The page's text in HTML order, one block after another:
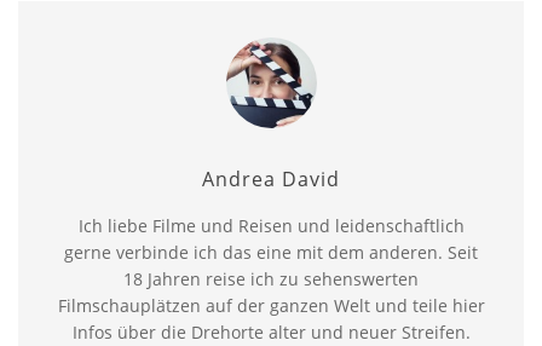
Andrea David
Ich liebe Filme und Reisen und leidenschaftlich
gerne verbinde ich das eine mit dem anderen. Seit
18 Jahren reise ich zu sehenswerten
Filmschauplätzen auf der ganzen Welt und teile hier
Infos über die Drehorte alter und neuer Streifen.